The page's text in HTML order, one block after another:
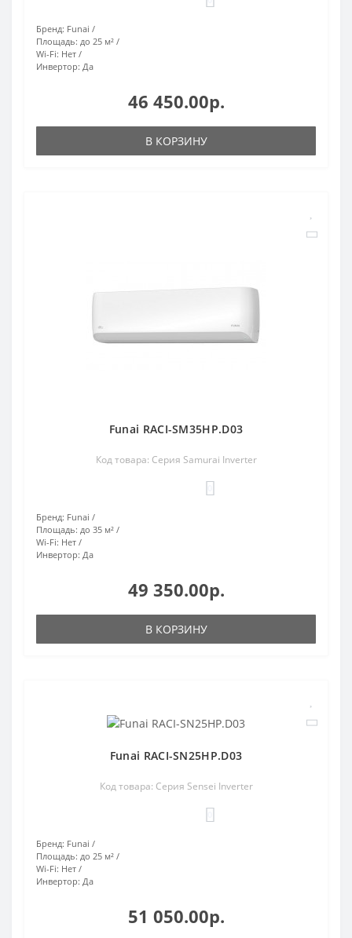
Бренд: Funai
Площадь: до 25 м²
Wi-Fi: Нет
Инвертор: Да
46 450.00р.
В КОРЗИНУ
Funai RACI-SM35HP.D03
Код товара: Серия Samurai Inverter
Бренд: Funai
Площадь: до 35 м²
Wi-Fi: Нет
Инвертор: Да
49 350.00р.
В КОРЗИНУ
Funai RACI-SN25HP.D03
Код товара: Серия Sensei Inverter
Бренд: Funai
Площадь: до 25 м²
Wi-Fi: Нет
Инвертор: Да
51 050.00р.